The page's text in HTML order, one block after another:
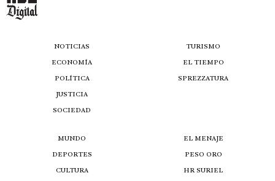
NOTICIAS
ECONOMÍA
POLÍTICA
JUSTICIA
SOCIEDAD
TURISMO
EL TIEMPO
SPREZZATURA
MUNDO
DEPORTES
CULTURA
EL MENAJE
PESO ORO
HR SURIEL